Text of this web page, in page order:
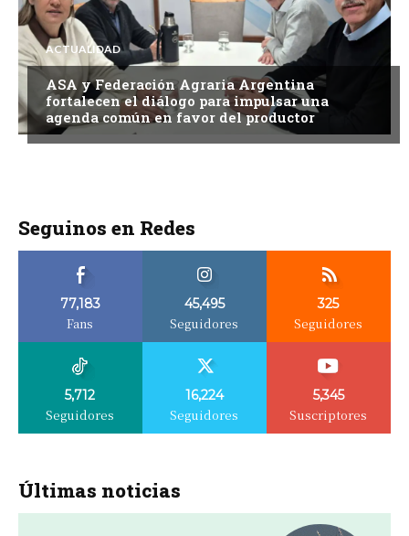
ACTUALIDAD
ASA y Federación Agraria Argentina
fortalecen el diálogo para impulsar una
agenda común en favor del productor
Seguinos en Redes
77,183
Fans
45,495
Seguidores
325
Seguidores
5,712
Seguidores
16,224
Seguidores
5,345
Suscriptores
Últimas noticias